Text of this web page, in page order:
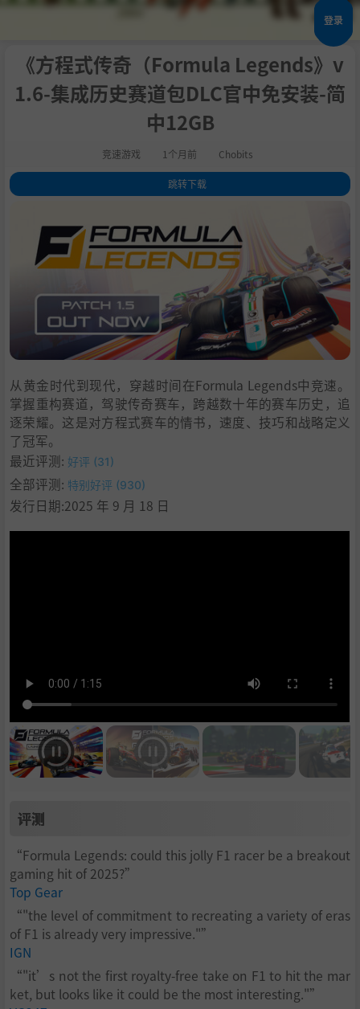
登录
《方程式传奇（Formula Legends》v
1.6-集成历史赛道包DLC官中免安装-简
中12GB
竞速游戏 1个月前 Chobits
跳转下载
关于此游戏
Formula Legends 带你踏上一次激动人心的旅程，穿越赛车运动最具标
志性的时代。从 60 年代的轰鸣引擎到今天的尖端技术，体验开放式轮式赛
系统需求
支持作者
说明
从黄金时代到现代，穿越时间在Formula Legends中竞速。
掌握重构赛道，驾驶传奇赛车，跨越数十年的赛车历史，追
逐荣耀。这是对方程式赛车的情书，速度、技巧和战略定义
了冠军。
最近评测: 好评 (31)
全部评测: 特别好评 (930)
发行日期:2025 年 9 月 18 日
评测
“Formula Legends: could this jolly F1 racer be a breakout
gaming hit of 2025?”
Top Gear
“"the level of commitment to recreating a variety of eras
of F1 is already very impressive."”
IGN
“"it’s not the first royalty-free take on F1 to hit the mar
ket, but looks like it could be the most interesting."”